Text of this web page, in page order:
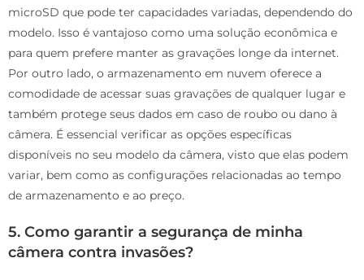
microSD que pode ter capacidades variadas, dependendo do
modelo. Isso é vantajoso como uma solução econômica e
para quem prefere manter as gravações longe da internet.
Por outro lado, o armazenamento em nuvem oferece a
comodidade de acessar suas gravações de qualquer lugar e
também protege seus dados em caso de roubo ou dano à
câmera. É essencial verificar as opções específicas
disponíveis no seu modelo da câmera, visto que elas podem
variar, bem como as configurações relacionadas ao tempo
de armazenamento e ao preço.
5. Como garantir a segurança de minha
câmera contra invasões?